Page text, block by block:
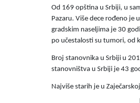
Od 169 opština u Srbiji, u
Pazaru. Više dece rođeno je
gradskim naseljima je 30
po učestalosti su tumori, od
Broj stanovnika u Srbiji u
stanovništva u Srbiji je 43
Najviše starih je u